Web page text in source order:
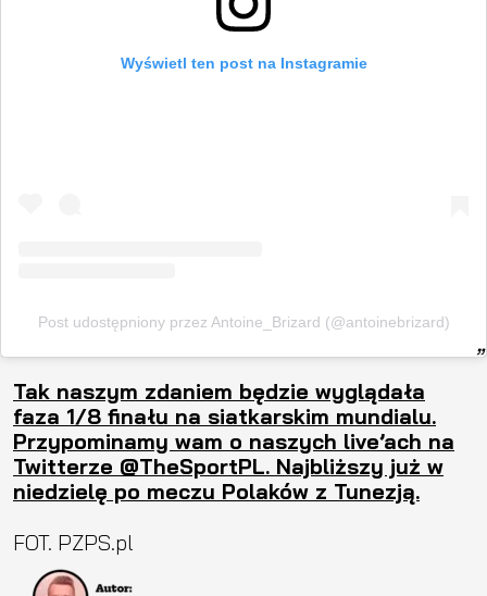
Wyświetl ten post na Instagramie
Post udostępniony przez Antoine_Brizard (@antoinebrizard)
Tak naszym zdaniem będzie wyglądała
faza 1/8 finału na siatkarskim mundialu.
Przypominamy wam o naszych live’ach na
Twitterze @TheSportPL. Najbliższy już w
niedzielę po meczu Polaków z Tunezją.
FOT. PZPS.pl